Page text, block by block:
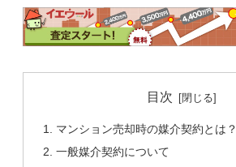
目次
マンション売却時の媒介契約とは？
一般媒介契約について